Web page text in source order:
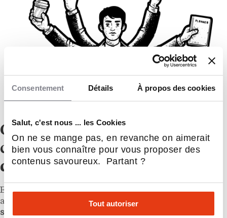
Consentement Détails À propos des cookies
Salut, c'est nous ... les Cookies
On ne se mange pas, en revanche on aimerait
bien vous connaître pour vous proposer des
contenus savoureux. Partant ?
Tout autoriser
Cap sur le digital et la
croissance : PizzaCosy recrute
de nouveaux franchisés
En parallèle de l’expansion physique, PizzaCosy a
annoncé début juin 2026 une accélération de sa
stratégie digitale, avec des investissements sur la